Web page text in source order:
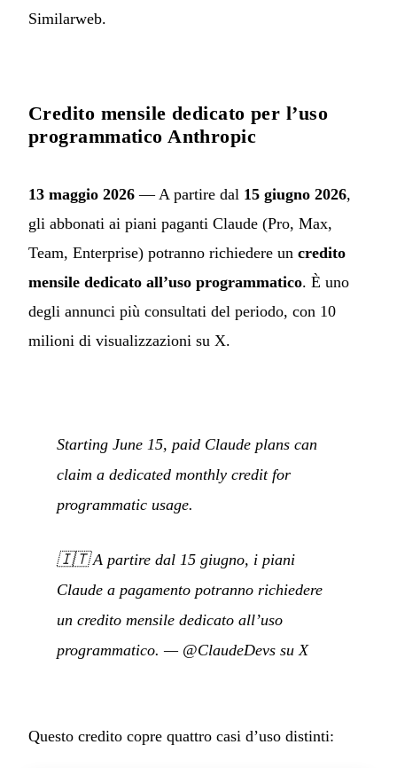
Similarweb.
Credito mensile dedicato per l’uso
programmatico Anthropic
13 maggio 2026 — A partire dal 15 giugno 2026,
gli abbonati ai piani paganti Claude (Pro, Max,
Team, Enterprise) potranno richiedere un credito
mensile dedicato all’uso programmatico. È uno
degli annunci più consultati del periodo, con 10
milioni di visualizzazioni su X.
Starting June 15, paid Claude plans can
claim a dedicated monthly credit for
programmatic usage.
🇮🇹A partire dal 15 giugno, i piani
Claude a pagamento potranno richiedere
un credito mensile dedicato all’uso
programmatico. — @ClaudeDevs su X
Questo credito copre quattro casi d’uso distinti: